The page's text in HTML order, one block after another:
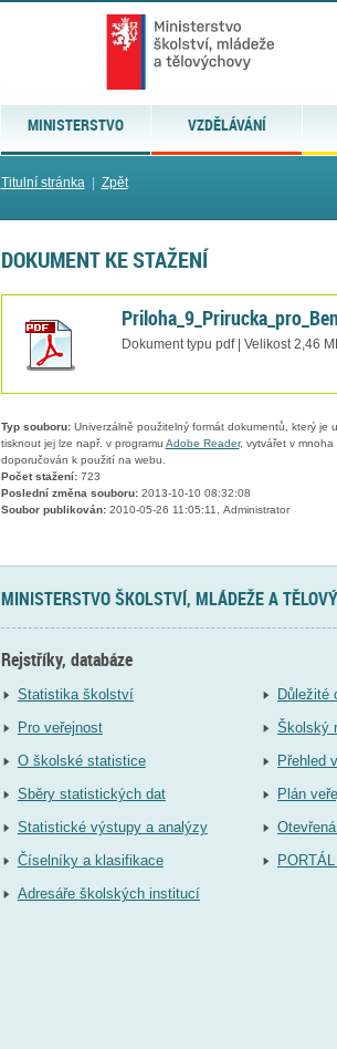
MINISTERSTVO VZDĚLÁVÁNÍ
Titulní stránka| Zpět
DOKUMENT KE STAŽENÍ
Dokument typu pdf | Velikost 2,46
Typ souboru:Univerzálně použitelný formát dokumentů, který je
tisknout jej lze např. v programu Adobe Reader, vytvářet v mnoha
doporučován k použití na webu.
Počet stažení:723
Poslední změna souboru:2013-10-10 08:32:08
Soubor publikován:2010-05-26 11:05:11, Administrator
MINISTERSTVO ŠKOLSTVÍ, MLÁDEŽE A
Rejstříky, databáze
Statistika školství
Pro veřejnost
O školské statistice
Sběry statistických dat
Statistické výstupy a analýzy
Číselníky a klasifikace
Adresáře školských institucí
Důležité
Školský
Přehled
Plán